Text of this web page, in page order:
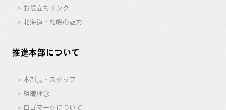
お役立ちリンク
北海道・札幌の魅力
推進本部について
本部長・スタッフ
組織理念
ロゴマークについて